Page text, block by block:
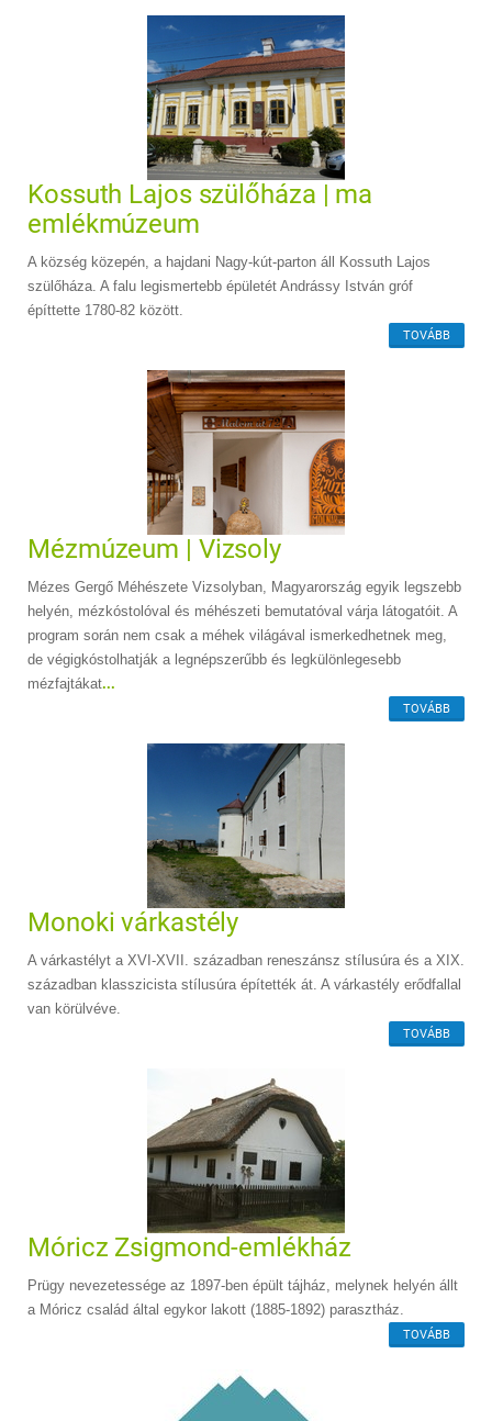
Kossuth Lajos szülőháza | ma
emlékmúzeum
A község közepén, a hajdani Nagy-kút-parton áll Kossuth Lajos
szülőháza. A falu legismertebb épületét Andrássy István gróf
építtette 1780-82 között.
TOVÁBB
Mézmúzeum | Vizsoly
Mézes Gergő Méhészete Vizsolyban, Magyarország egyik legszebb
helyén, mézkóstolóval és méhészeti bemutatóval várja látogatóit. A
program során nem csak a méhek világával ismerkedhetnek meg,
de végigkóstolhatják a legnépszerűbb és legkülönlegesebb
mézfajtákat...
TOVÁBB
Monoki várkastély
A várkastélyt a XVI-XVII. században reneszánsz stílusúra és a XIX.
században klasszicista stílusúra építették át. A várkastély erődfallal
van körülvéve.
TOVÁBB
Móricz Zsigmond-emlékház
Prügy nevezetessége az 1897-ben épült tájház, melynek helyén állt
a Móricz család által egykor lakott (1885-1892) parasztház.
TOVÁBB